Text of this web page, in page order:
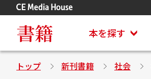
書籍 本を探す
トップ 新刊書籍 社会